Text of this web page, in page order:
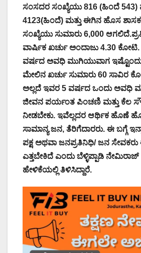
ಸಂಸದರ ಸಂಖ್ಯೆಯು 816 (ಹಿಂದೆ 543)
4123(ಹಿಂದೆ) ಮತ್ತು ಈಗಿನ ಹೊಸ
ಸಂಖ್ಯೆಯು ಸುಮಾರು 6,000
ವಾರ್ಷಿಕ ಖರ್ಚು ಅಂದಾಜು 4.30 ಕೋಟಿ.
ವರ್ಷದ ಅವಧಿ ಮುಗಿಯುವಾಗ
ಮೇಲಿನ ಖರ್ಚು ಸುಮಾರು 60 ಸಾವಿರ
ಅಲ್ಲದೆ ಇವರ 5 ವರ್ಷದ ಒಂದು ಅವಧಿ
ಜೀವನ ಪರ್ಯಂತ ಪಿಂಚಣಿ ಮತ್ತು ಕೆಲ
ನೀಡಬೇಕು. ಇವೆಲ್ಲದರ ಆರ್ಥಿಕ ಹೊಣೆ
ಸಾಮಾನ್ಯ ಜನ, ತೆರಿಗೆದಾರರು. ಈ ಬಗ್ಗೆ
ಪಕ್ಷ ಅಥವಾ ಜನಪ್ರತಿನಿಧಿ/ ಜನ ಸೇವಕರು
ಎತ್ತಬೇಕಿದೆ ಎಂದು ಬೆಳ್ಳಿಪ್ಪಾಡಿ ನೇಮಿರಾಜ್
ಹೇಳಿಕೆಯಲ್ಲಿ ತಿಳಿಸಿದ್ದಾರೆ.